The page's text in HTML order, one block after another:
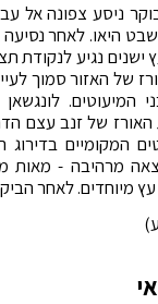
ניסע צפונה אל עבר
היאו. לאחר נסיעה
ישנים נגיע
של האזור סמוך
של זנב עצם
המקומיים
מרהיבה - מאות
מיוחדים. לאחר